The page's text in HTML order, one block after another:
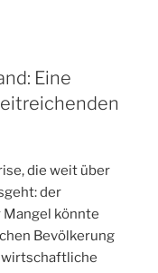
Eine
die weit über
der
Mangel könnte
Bevölkerung
wirtschaftliche